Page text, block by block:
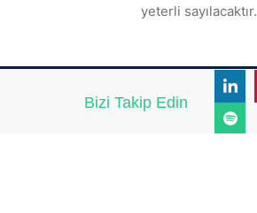
yeterli sayılacaktır.
Bizi Takip Edin